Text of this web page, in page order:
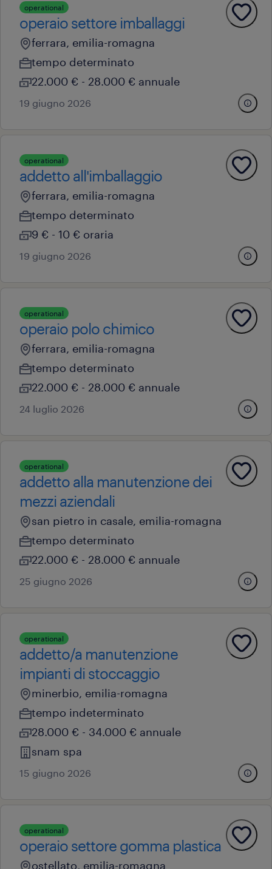
operational
operaio settore imballaggi
ferrara, emilia-romagna
tempo determinato
22.000 € - 28.000 € annuale
19 giugno 2026
operational
addetto all'imballaggio
ferrara, emilia-romagna
tempo determinato
9 € - 10 € oraria
19 giugno 2026
operational
operaio polo chimico
ferrara, emilia-romagna
tempo determinato
22.000 € - 28.000 € annuale
24 luglio 2026
operational
addetto alla manutenzione dei
mezzi aziendali
san pietro in casale, emilia-romagna
tempo determinato
22.000 € - 28.000 € annuale
25 giugno 2026
operational
addetto/a manutenzione
impianti di stoccaggio
minerbio, emilia-romagna
tempo indeterminato
28.000 € - 34.000 € annuale
snam spa
15 giugno 2026
operational
operaio settore gomma plastica
ostellato, emilia-romagna